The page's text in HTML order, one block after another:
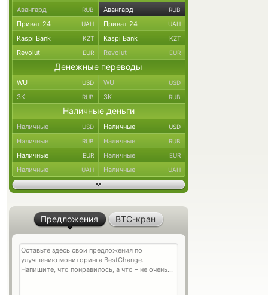
Авангард RUB Авангард RUB
Приват 24 UAH Приват 24 UAH
Kaspi Bank KZT Kaspi Bank KZT
Revolut EUR Revolut EUR
Денежные переводы
WU USD WU USD
ЗК RUB ЗК RUB
Наличные деньги
Наличные USD Наличные USD
Наличные RUB Наличные RUB
Наличные EUR Наличные EUR
Наличные UAH Наличные UAH
Предложения BTC-кран